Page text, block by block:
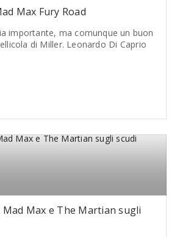
Max Fury Road
importante, ma comunque un buon
di Miller. Leonardo Di Caprio
Mad Max e The Martian sugli